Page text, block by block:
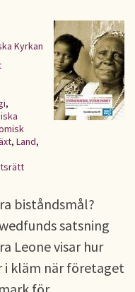
Kyrkan
,
, Land,
biståndsmål?
satsning
Leone visar hur
i kläm när företaget